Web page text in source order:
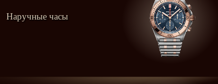
Наручные часы